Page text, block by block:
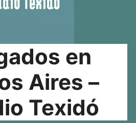
en
Aires –
Texidó